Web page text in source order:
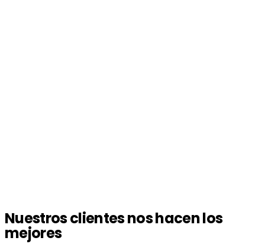
Nuestros clientes nos hacen los
mejores